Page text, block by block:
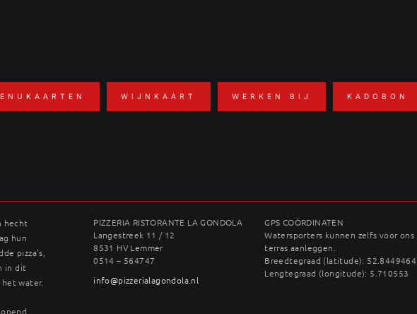
WIJNKAART WERKEN BIJ KADOBON
hecht
hun
pizza’s,
in dit
water.
PIZZERIA RISTORANTE LA GONDOLA
Langestreek 11 / 12
8531 HV Lemmer
0514 – 564747
info@pizzerialagondola.nl
GPS COÖRDINATEN
Watersporters kunnen zelfs voor ons
terras aanleggen.
Breedtegraad (latitude): 52.8449464
Lengtegraad (longitude): 5.710553